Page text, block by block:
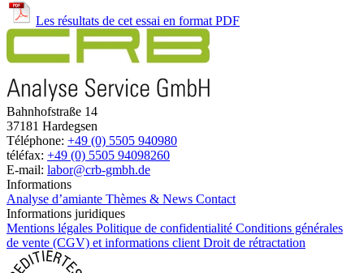
Les résultats de cet essai en format PDF
Bahnhofstraße 14
37181 Hardegsen
Téléphone: +49 (0) 5505 940980
téléfax: +49 (0) 5505 94098260
E-mail: labor@crb-gmbh.de
Informations
Analyse d’amiante Thèmes & News Contact
Informations juridiques
Mentions légales Politique de confidentialité Conditions générales
de vente (CGV) et informations client Droit de rétractation